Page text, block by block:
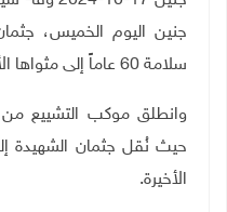
جنين اليوم الخميس،
سلامة 60 عاماً إلى مثواها الأخير في القرية.
وانطلق موكب التشييع
حيث نُقل جثمان الشهيدة
الأخيرة.